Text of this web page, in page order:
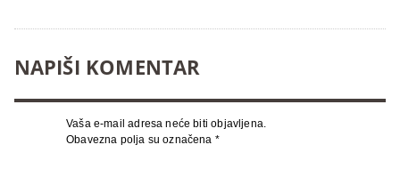
NAPIŠI KOMENTAR
Vaša e-mail adresa neće biti objavljena.
Obavezna polja su označena *